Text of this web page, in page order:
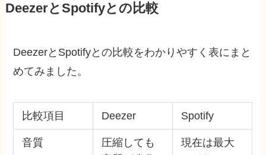
DeezerとSpotifyとの比較
DeezerとSpotifyとの比較をわかりやすく表にまと
めてみました。
比較項目 Deezer Spotify
音質
圧縮しても
現在は最大